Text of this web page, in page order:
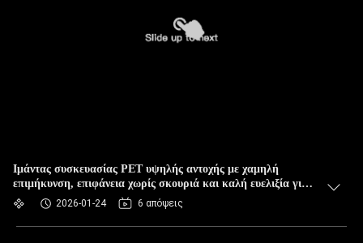
Ιμάντας συσκευασίας PET υψηλής αντοχής με χαμηλή
επιμήκυνση, επιφάνεια χωρίς σκουριά και καλή ευελιξία για
βιομηχανική συσκευασία και μεταφορά
2026-01-24 6 απόψεις